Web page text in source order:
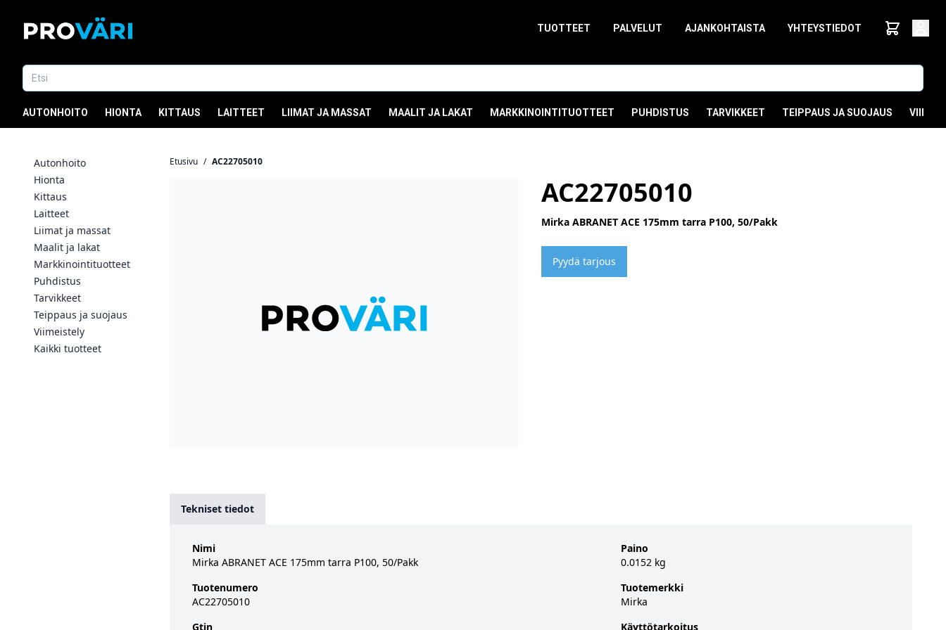
TUOTTEET PALVELUT AJANKOHTAISTA YHTEYSTIEDOT
AUTONHOITO HIONTA KITTAUS LAITTEET LIIMAT JA MASSAT MAALIT JA LAKAT MARKKINOINTITUOTTEET PUHDISTUS TARVIKKEET TEIPPAUS JA SUOJAUS
Autonhoito
Hionta
Kittaus
Laitteet
Liimat ja massat
Maalit ja lakat
Markkinointituotteet
Puhdistus
Tarvikkeet
Teippaus ja suojaus
Viimeistely
Kaikki tuotteet
Etusivu / AC22705010
AC22705010
Mirka ABRANET ACE 175mm tarra P100, 50/Pakk
Pyydä tarjous
Tekniset tiedot
Nimi
Mirka ABRANET ACE 175mm tarra P100, 50/Pakk
Tuotenumero
AC22705010
Gtin
Paino
0.0152 kg
Tuotemerkki
Mirka
Käyttötarkoitus